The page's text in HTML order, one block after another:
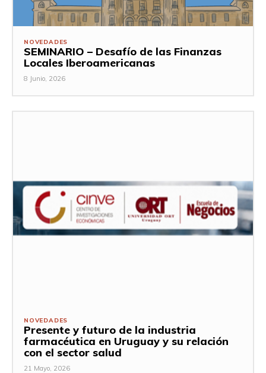
NOVEDADES
SEMINARIO – Desafío de las Finanzas
Locales Iberoamericanas
8 Junio, 2026
NOVEDADES
Presente y futuro de la industria
farmacéutica en Uruguay y su relación
con el sector salud
21 Mayo, 2026